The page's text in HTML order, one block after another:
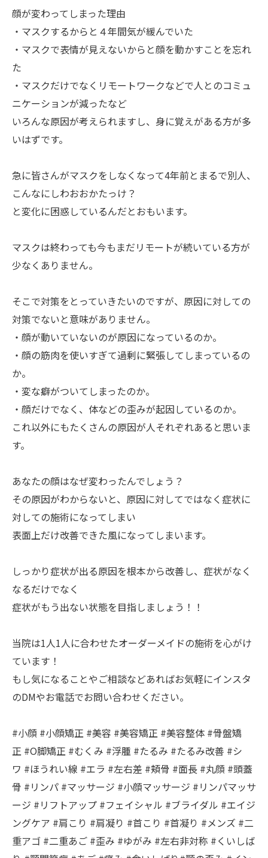
顔が変わってしまった理由
・マスクするからと４年間気が緩んでいた
・マスクで表情が見えないからと顔を動かすことを忘れ
た
・マスクだけでなくリモートワークなどで人とのコミュ
ニケーションが減ったなど
いろんな原因が考えられますし、身に覚えがある方が多
いはずです。
急に皆さんがマスクをしなくなって4年前とまるで別人、
こんなにしわおおかたっけ？
と変化に困惑しているんだとおもいます。
マスクは終わっても今もまだリモートが続いている方が
少なくありません。
そこで対策をとっていきたいのですが、原因に対しての
対策でないと意味がありません。
・顔が動いていないのが原因になっているのか。
・顔の筋肉を使いすぎて過剰に緊張してしまっているの
か。
・変な癖がついてしまったのか。
・顔だけでなく、体などの歪みが起因しているのか。
これ以外にもたくさんの原因が人それぞれあると思いま
す。
あなたの顔はなぜ変わったんでしょう？
その原因がわからないと、原因に対してではなく症状に
対しての施術になってしまい
表面上だけ改善できた風になってしまいます。
しっかり症状が出る原因を根本から改善し、症状がなく
なるだけでなく
症状がもう出ない状態を目指しましょう！！
当院は1人1人に合わせたオーダーメイドの施術を心がけ
ています！
もし気になることやご相談などあればお気軽にインスタ
のDMやお電話でお問い合わせください。
#小顔 #小顔矯正 #美容 #美容矯正 #美容整体 #骨盤矯
正 #O脚矯正 #むくみ #浮腫 #たるみ #たるみ改善 #シ
ワ #ほうれい線 #エラ #左右差 #頬骨 #面長 #丸顔 #頭蓋
骨 #リンパ #マッサージ #小顔マッサージ #リンパマッサ
ージ #リフトアップ #フェイシャル #ブライダル #エイジ
ングケア #肩こり #肩凝り #首こり #首凝り #メンズ #二
重アゴ #二重あご #歪み #ゆがみ #左右非対称 #くいしば